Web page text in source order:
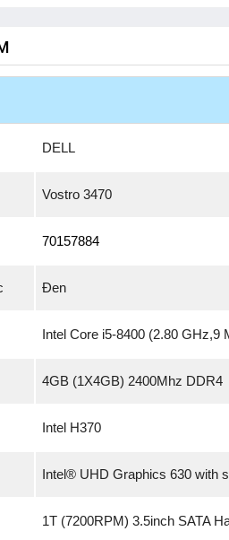
DELL
Vostro 3470
70157884
Đen
Intel Core i5-8400 (2.80 GHz,9
4GB (1X4GB) 2400Mhz DDR4
Intel H370
Intel® UHD Graphics 630 with
1T (7200RPM) 3.5inch SATA